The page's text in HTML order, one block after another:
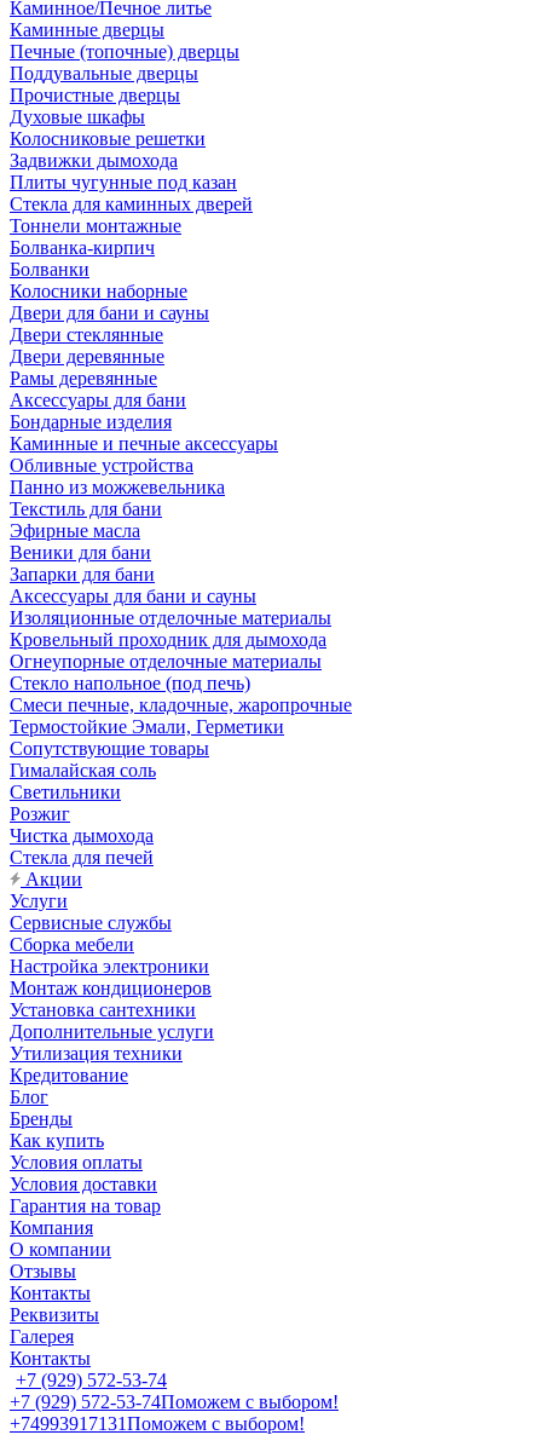
Каминное/Печное литье
Каминные дверцы
Печные (топочные) дверцы
Поддувальные дверцы
Прочистные дверцы
Духовые шкафы
Колосниковые решетки
Задвижки дымохода
Плиты чугунные под казан
Стекла для каминных дверей
Тоннели монтажные
Болванка-кирпич
Болванки
Колосники наборные
Двери для бани и сауны
Двери стеклянные
Двери деревянные
Рамы деревянные
Аксессуары для бани
Бондарные изделия
Каминные и печные аксессуары
Обливные устройства
Панно из можжевельника
Текстиль для бани
Эфирные масла
Веники для бани
Запарки для бани
Аксессуары для бани и сауны
Изоляционные отделочные материалы
Кровельный проходник для дымохода
Огнеупорные отделочные материалы
Стекло напольное (под печь)
Смеси печные, кладочные, жаропрочные
Термостойкие Эмали, Герметики
Сопутствующие товары
Гималайская соль
Светильники
Розжиг
Чистка дымохода
Стекла для печей
Акции
Услуги
Сервисные службы
Сборка мебели
Настройка электроники
Монтаж кондиционеров
Установка сантехники
Дополнительные услуги
Утилизация техники
Кредитование
Блог
Бренды
Как купить
Условия оплаты
Условия доставки
Гарантия на товар
Компания
О компании
Отзывы
Контакты
Реквизиты
Галерея
Контакты
+7 (929) 572-53-74
+7 (929) 572-53-74Поможем с выбором!
+74993917131Поможем с выбором!